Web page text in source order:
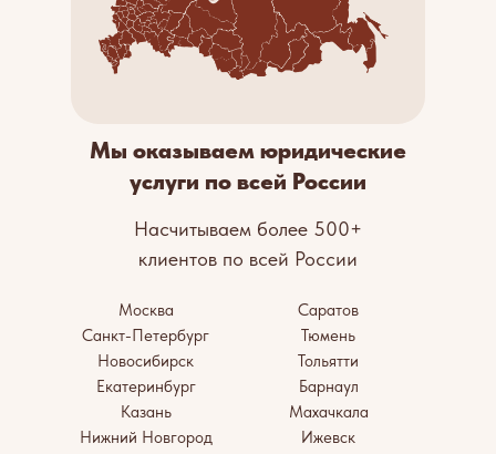
Мы оказываем юридические
услуги по всей России
Москва
Санкт-Петербург
Новосибирск
Екатеринбург
Казань
Нижний Новгород
Саратов
Тюмень
Тольятти
Барнаул
Махачкала
Ижевск
Насчитываем более 500+
клиентов по всей России